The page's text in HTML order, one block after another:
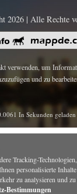
2026 | Alle Rechte
verwenden, um
und zu
In Sekunden geladen
Tracking-
personalisierte
zu analysieren und
Bestimmungen